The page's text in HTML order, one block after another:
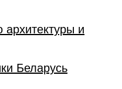
архитектуры и
Беларусь